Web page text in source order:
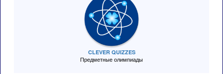
CLEVER QUIZZES
Предметные олимпиады